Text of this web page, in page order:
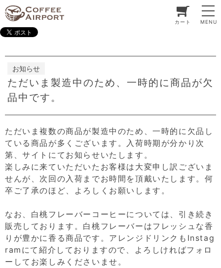
カート MENU
お知らせ
ただいま製造中のため、一時的に商品が欠
品中です。
ただいま複数の商品が製造中のため、一時的に欠品し
ている商品が多くございます。入荷時期が分かり次
第、サイトにてお知らせいたします。
楽しみに来ていただいたお客様は大変申し訳ございま
せんが、次回の入荷までお時間を頂戴いたします。何
卒ご了承のほど、よろしくお願いします。
なお、白桃フレーバーコーヒーについては、引き続き
販売しております。白桃フレーバーはフレッシュな香
りが豊かに香る商品です。アレンジドリンクもInstag
ramにて紹介しておりますので、よろしければフォロ
ーしてお楽しみくださいませ。